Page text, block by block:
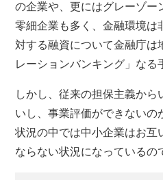
の企業や、更にはグレーゾー
零細企業も多く、金融環境は
対する融資について金融庁は
レーションバンキング」なる
しかし、従来の担保主義か
いし、事業評価ができないの
状況の中では中小企業はお互
ならない状況になっているの